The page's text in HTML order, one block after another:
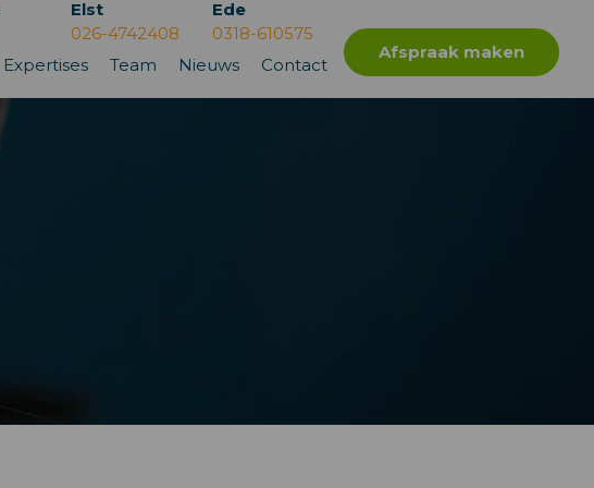
Elst
026-4742408
Ede
0318-610575
Expertises Team Nieuws Contact
Afspraak maken